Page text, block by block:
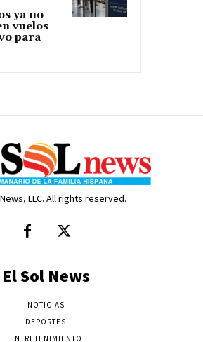
ya no
vuelos
para
LLC. All rights reserved.
El Sol News
NOTICIAS
DEPORTES
ENTRETENIMIENTO